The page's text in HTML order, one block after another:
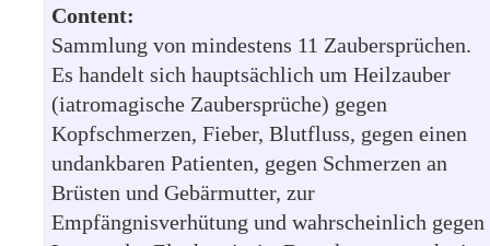
Content:
Sammlung von mindestens 11 Zaubersprüchen.
Es handelt sich hauptsächlich um Heilzauber
(iatromagische Zaubersprüche) gegen
Kopfschmerzen, Fieber, Blutfluss, gegen einen
undankbaren Patienten, gegen Schmerzen an
Brüsten und Gebärmutter, zur
Empfängnisverhütung und wahrscheinlich gegen